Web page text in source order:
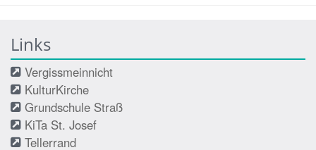
Links
Vergissmeinnicht
KulturKirche
Grundschule Straß
KiTa St. Josef
Tellerrand